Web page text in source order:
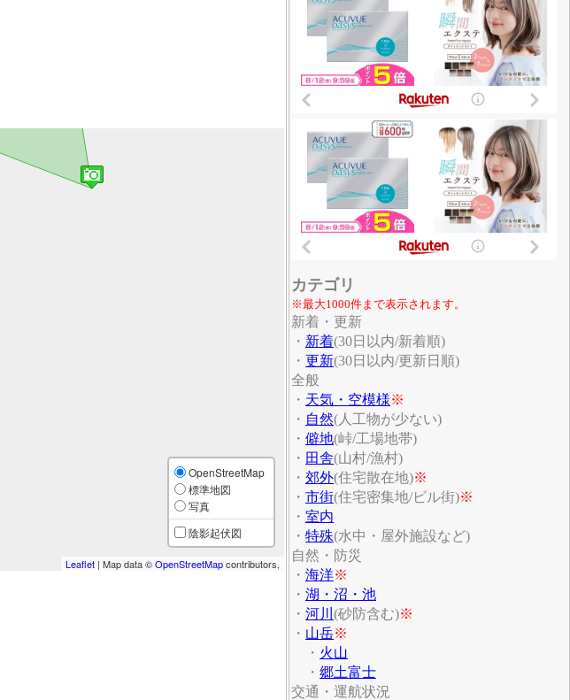
OpenStreetMap
標準地図
写真
陰影起伏図
Leaflet | Map data ©OpenStreetMapcontributors,
カテゴリ
※最大1000件まで表示されます。
新着・更新
・ 新着(30日以内/新着順)
・ 更新(30日以内/更新日順)
全般
・ 天気・空模様※
・ 自然(人工物が少ない)
・ 僻地(峠/工場地帯)
・ 田舎(山村/漁村)
・ 郊外(住宅散在地)※
・ 市街(住宅密集地/ビル街)※
・ 室内
・ 特殊(水中・屋外施設など)
自然・防災
・ 海洋※
・ 湖・沼・池
・ 河川 (砂防含む)※
・ 山岳※
・ 火山
・ 郷土富士
交通・運航状況